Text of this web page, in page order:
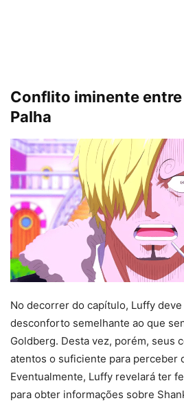
Conflito iminente entre
Palha
No decorrer do capítulo, Luffy
desconforto semelhante ao que
Goldberg. Desta vez, porém, seus
atentos o suficiente para perceber
Eventualmente, Luffy revelará ter
para obter informações sobre